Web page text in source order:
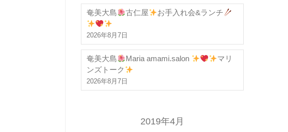
奄美大島 古仁屋 お手入れ会&ランチ
2026年8月7日
奄美大島 Maria amami.salon
マリ
ンズトーク
2026年8月7日
2019年4月